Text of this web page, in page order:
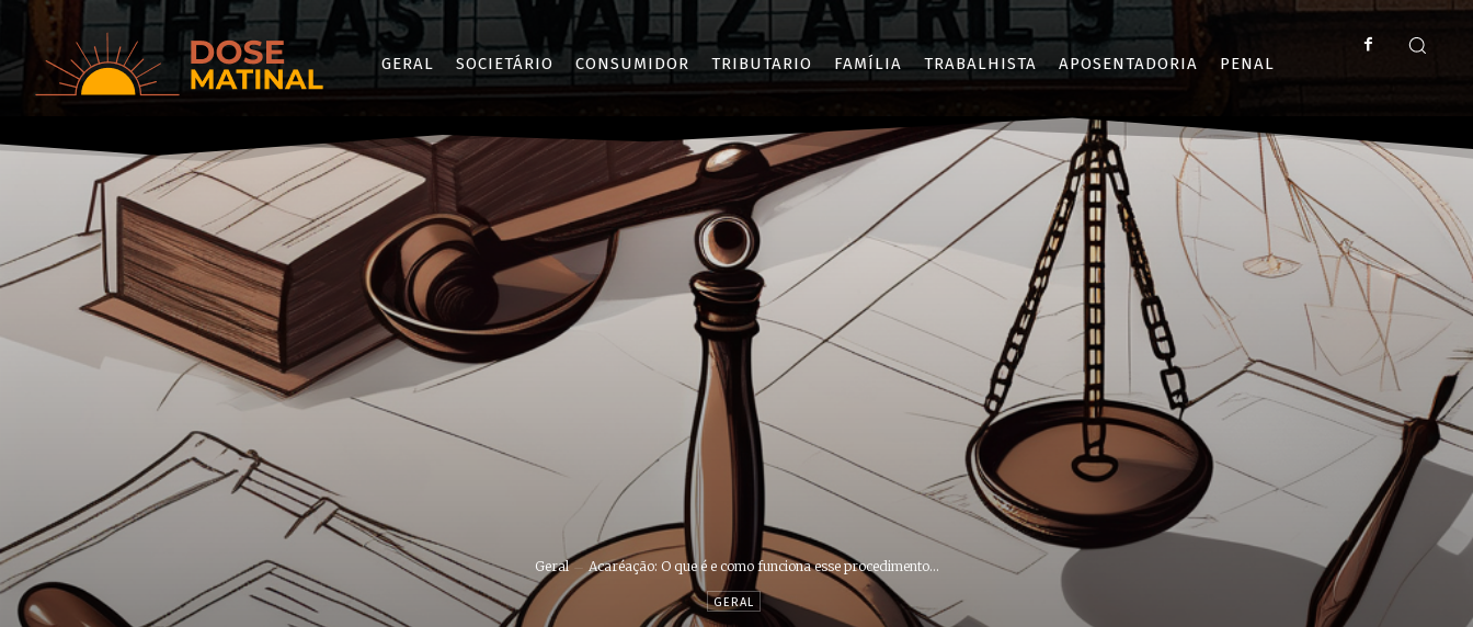
GERAL SOCIETÁRIO CONSUMIDOR TRIBUTARIO FAMÍLIA TRABALHISTA APOSENTADORIA PENAL
Geral Acaréação: O que é e como funciona esse procedimento...
GERAL